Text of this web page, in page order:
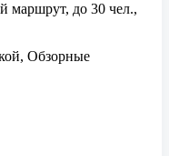
маршрут, до 30 чел.,
Обзорные